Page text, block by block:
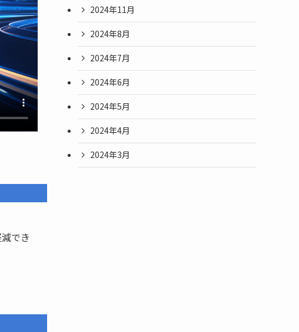
でき
2024年11月
2024年8月
2024年7月
2024年6月
2024年5月
2024年4月
2024年3月